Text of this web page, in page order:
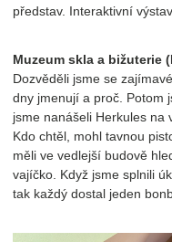
představ. Interaktivní
Muzeum skla a bižuterie
Dozvěděli jsme se
dny jmenují a proč. Potom
jsme nanášeli Herkules na
Kdo chtěl, mohl tavnou
měli ve vedlejší budově
vajíčko. Když jsme splnili
tak každý dostal jeden